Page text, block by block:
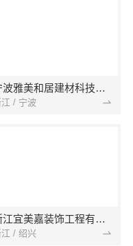
宁波雅美和居建材科技有限公司
江 / 宁波
浙江宜美嘉装饰工程有限公司
江 / 绍兴